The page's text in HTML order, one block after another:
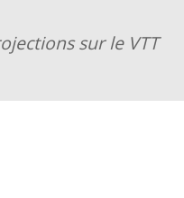
sur le VTT